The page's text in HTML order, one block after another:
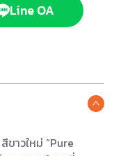
Line OA
ขาวใหม่ “Pure